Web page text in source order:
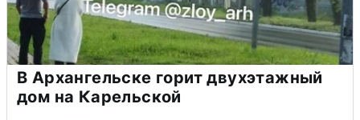
В Архангельске горит двухэтажный
дом на Карельской